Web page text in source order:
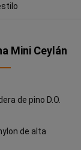
Mini Ceylán
de pino D.O.
de alta